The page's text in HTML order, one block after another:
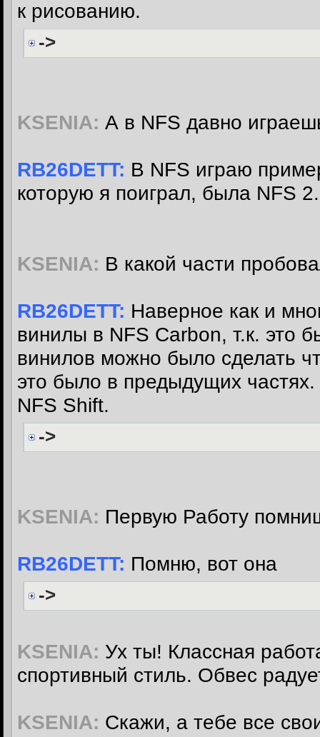
к рисованию.
->
KSENIA: А в NFS давно
RB26DETT: В NFS играю
которую я поиграл, была NFS 2.
KSENIA: В какой части
RB26DETT: Наверное как и
винилы в NFS Carbon, т.к. это
винилов можно было сделать
это было в предыдущих
NFS Shift.
->
KSENIA: Первую Работу
RB26DETT: Помню, вот она
->
KSENIA: Ух ты! Классная
спортивный стиль. Обвес
KSENIA: Скажи, а тебе все